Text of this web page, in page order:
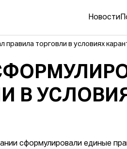
Новости
торговли в условиях
В
сформулировали единые